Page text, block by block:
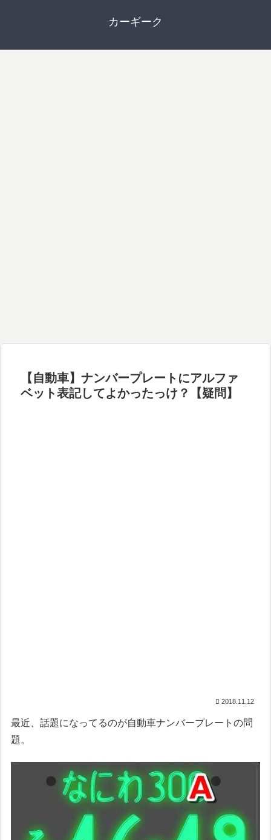
カーギーク
【自動車】ナンバープレートにアルファ
ベット表記してよかったっけ？【疑問】
2018.11.12
最近、話題になってるのが自動車ナンバープレートの問
題。